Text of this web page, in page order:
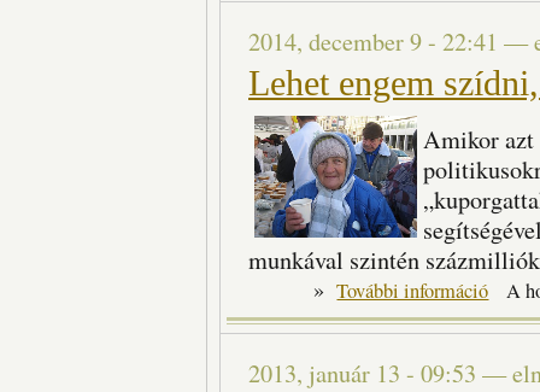
2014, december 9 - 22:41 —
Lehet engem
Amikor azt
munkával szintén
» További információ Lehet
A
2013, január 13 - 09:53 —